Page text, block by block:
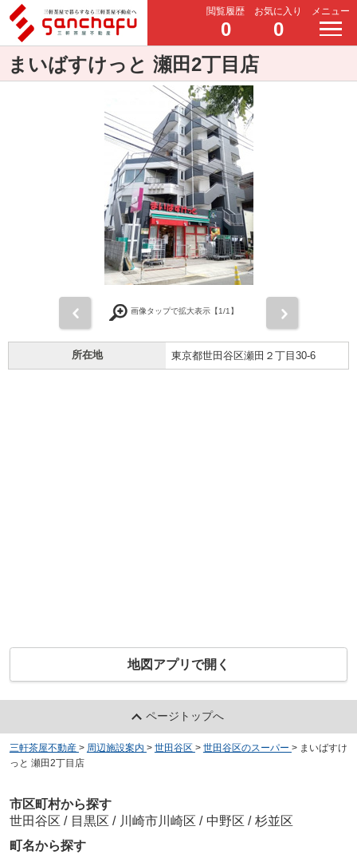
閲覧履歴
0
お気に入り
0
メニュー
まいばすけっと 瀬田2丁目店
画像タップで拡大表示【1/1】
所在地 東京都世田谷区瀬田２丁目30-6
地図アプリで開く
ページトップへ
三軒茶屋不動産 > 周辺施設案内 > 世田谷区 > 世田谷区のスーパー > まいばすけ
っと 瀬田2丁目店
市区町村から探す
世田谷区 / 目黒区 / 川崎市川崎区 / 中野区 / 杉並区
町名から探す